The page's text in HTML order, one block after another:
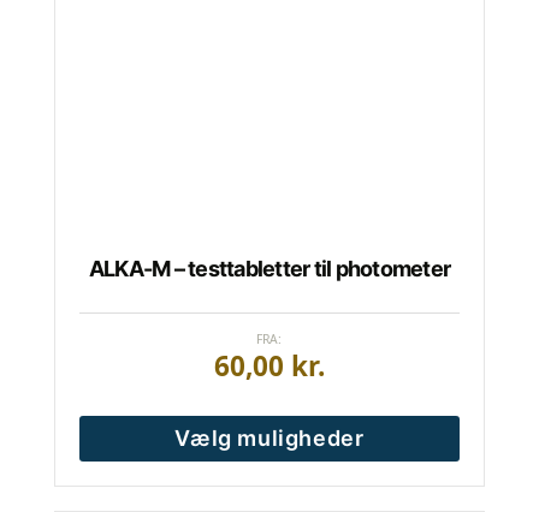
ALKA-M – testtabletter til photometer
FRA:
60,00 kr.
Vælg muligheder